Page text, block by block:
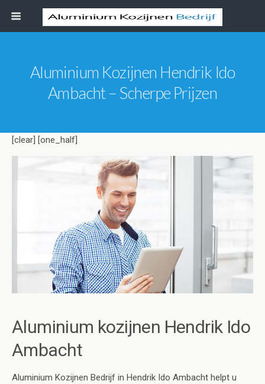
Aluminium Kozijnen Hendrik Ido
Ambacht – Scherpe Prijzen
[clear] [one_half]
Aluminium kozijnen Hendrik Ido
Ambacht
Aluminium Kozijnen Bedrijf in Hendrik Ido Ambacht helpt u